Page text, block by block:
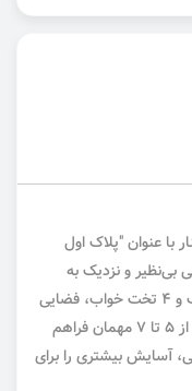
با عنوان "پلاک اول
۳۰۰ متر، موقعیتی بی‌نظیر و نزدیک به
ساحل دارد. این ملک همکف با ۲ اتاق خواب و ۴ تخت خواب، فضایی
دلباز و کاملاً مستقل (دربست) برای پذیرایی از ۵ تا ۷ مهمان فراهم
آسایش بیشتری را برای